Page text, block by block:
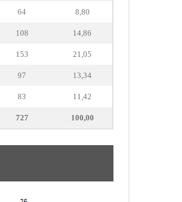
64 8,80
108 14,86
153 21,05
97 13,34
83 11,42
727 100,00